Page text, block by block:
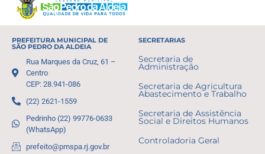
PREFEITURA MUNICIPAL DE
SÃO PEDRO DA ALDEIA
Rua Marques da Cruz, 61 –
Centro
CEP: 28.941-086
(22) 2621-1559
Pedrinho (22) 99776-0633
(WhatsApp)
prefeito@pmspa.rj.gov.br
SECRETARIAS
Secretaria de
Administração
Secretaria de Agricultura
Abastecimento e Trabalho
Secretaria de Assistência
Social e Direitos Humanos
Controladoria Geral